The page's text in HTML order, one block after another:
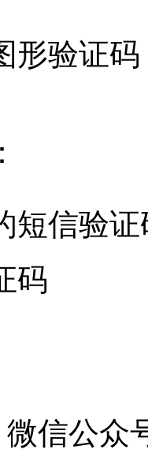
形验证码
短信验证
码
微信公众